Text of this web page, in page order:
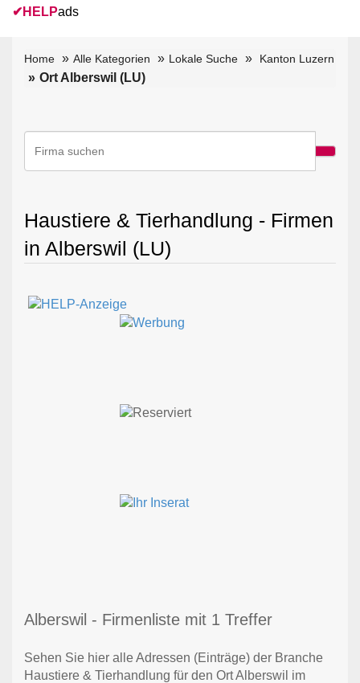
✔ HELPads
Home Alle Kategorien Lokale Suche Kanton Luzern
Ort Alberswil (LU)
Haustiere & Tierhandlung - Firmen
in Alberswil (LU)
Alberswil - Firmenliste mit 1 Treffer
Sehen Sie hier alle Adressen (Einträge) der Branche
Haustiere & Tierhandlung für den Ort Alberswil im